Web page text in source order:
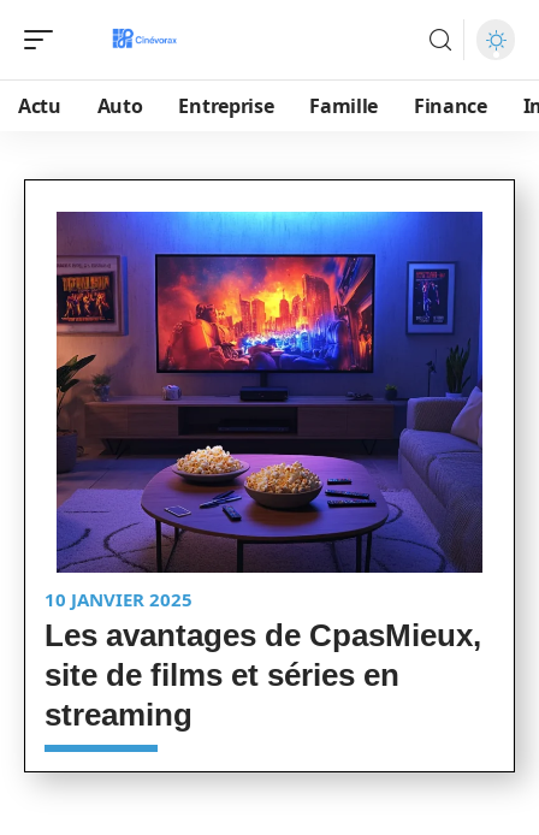
Actu Auto Entreprise Famille Finance
10 JANVIER 2025
Les avantages de CpasMieux,
site de films et séries en
streaming